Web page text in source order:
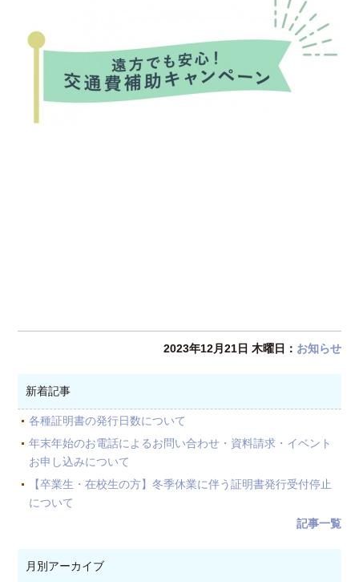
新着記事
各種証明書の発行日数について
年末年始のお電話によるお問い合わせ・資料請求・イベント
お申し込みについて
【卒業生・在校生の方】冬季休業に伴う証明書発行受付停止
について
記事一覧
月別アーカイブ
2023年12月21日 木曜日： お知らせ